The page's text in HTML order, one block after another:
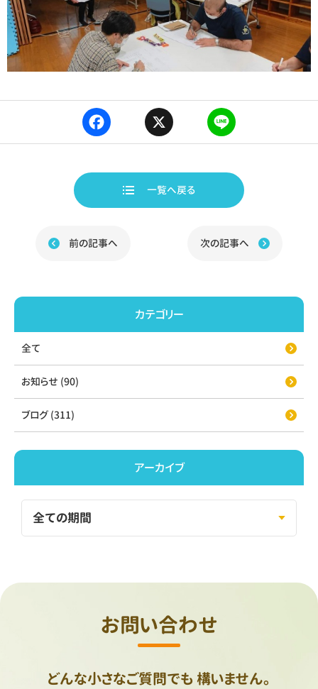
F
e
o
X L
e
一覧へ戻る
前の記事へ 次の記事へ
カテゴリー
全て
お知らせ (90)
ブログ (311)
アーカイブ
お問い合わせ
どんな小さなご質問でも 構いません。